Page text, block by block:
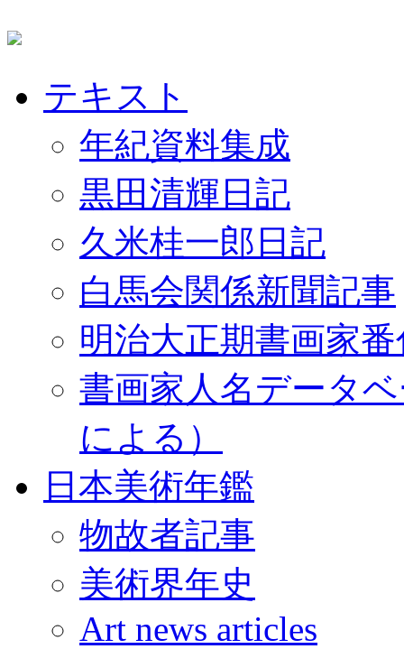
テキスト
年紀資料集成
黒田清輝日記
久米桂一郎日記
白馬会関係新聞記事
明治大正期書画家
書画家人名データ
による）
日本美術年鑑
物故者記事
美術界年史
Art news articles